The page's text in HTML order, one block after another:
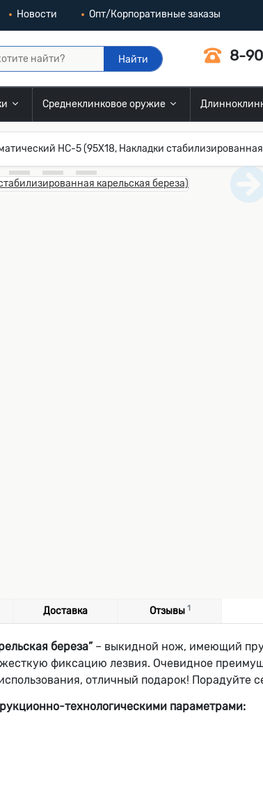
Новости Опт/Корпоративные заказы
Найти 8-
Среднеклинковое оружие
НС-5 (95Х18, Накладки стабилизированная
Доставка Отзывы 1
береза” – выкидной нож, имеющий
фиксацию лезвия. Очевидное
отличный подарок! Порадуйте
технологическими параметрами: